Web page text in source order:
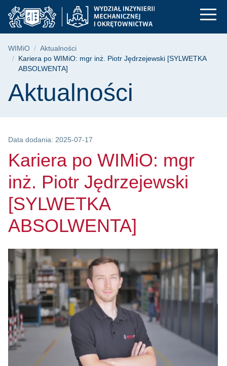
Przejdź
do
menu
Przejdź
do
wyszukiwarki
Przejdź
do
treści
Kariera po WIMiO:
Ścieżka nawigacyjna
WIMiO
Aktualności
Kariera po WIMiO: mgr inż. Piotr Jędrzejewski [SYLWETKA
ABSOLWENTA]
Treść strony
Aktualności
Data dodania: 2025-07-17
Kariera po WIMiO: mgr
inż. Piotr Jędrzejewski
[SYLWETKA
ABSOLWENTA]